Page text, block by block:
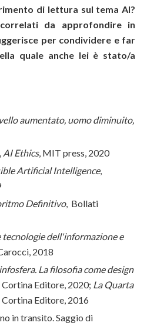
di lettura sul tema AI?
da approfondire in
per condividere e far
quale anche lei è stato/a
aumentato, uomo diminuito,
AI Ethics, MIT press, 2020
Artificial Intelligence,
Definitivo, Bollati
tecnologie dell'informazione e
2018
La filosofia come design
Editore, 2020; La Quarta
Cortina Editore, 2016
in transito. Saggio di